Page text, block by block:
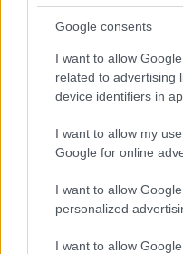
Google consents
I want to allow
related to advertising
device identifiers in
I want to allow my
Google for online
I want to allow
personalized
I want to allow